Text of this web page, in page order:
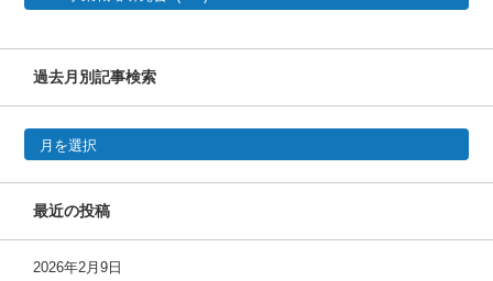
記
過去月別記事検索
過去月別記事検索
最近の投稿
2026年2月9日